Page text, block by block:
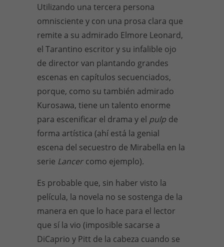
Utilizando una tercera persona
omnisciente y con una prosa clara que
remite a su admirado Elmore Leonard,
el Tarantino escritor y su infalible ojo
de director van plantando grandes
escenas en capítulos secuenciados,
porque, como su también admirado
Kurosawa, tiene un talento enorme
para escenificar el drama y el pulp de
forma artística (ahí está la genial
escena del secuestro de Mirabella en la
serie Lancer como ejemplo).
Es probable que, sin haber visto la
película, la novela no se sostenga de la
manera en que lo hace para el lector
que sí la vio (imposible sacarse a
DiCaprio y Pitt de la cabeza cuando se